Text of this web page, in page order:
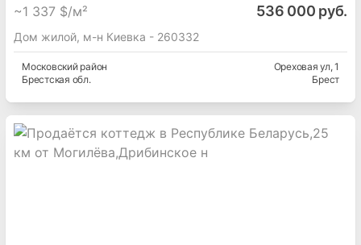
~1 337 $/м² 536 000 руб.
Дом жилой, м-н Киевка - 260332
Московскийрайон
Брестская обл.
Ореховая ул, 1
Брест